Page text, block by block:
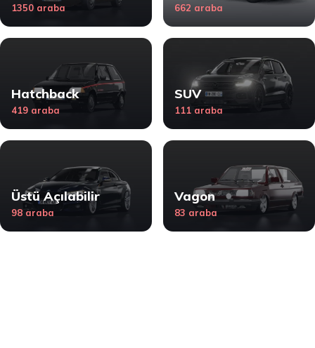
1350 araba 662 araba
Hatchback
419 araba
SUV
111 araba
Üstü Açılabilir
98 araba
Vagon
83 araba